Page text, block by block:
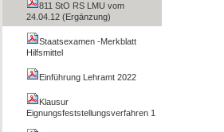
811 StO RS LMU vom
24.04.12 (Ergänzung)
Staatsexamen -Merkblatt
Hilfsmittel
Einführung Lehramt 2022
Klausur
Eignungsfeststellungsverfahren 1